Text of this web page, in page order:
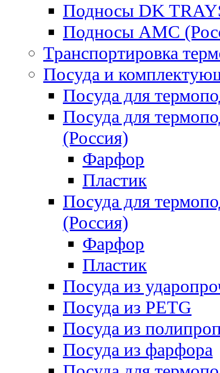
Подносы DK
Подносы AMC
Транспортировка
Посуда и
Посуда для
Посуда для
(Россия)
Фарфор
Пластик
Посуда для
(Россия)
Фарфор
Пластик
Посуда из
Посуда из PETG
Посуда из
Посуда из фарфора